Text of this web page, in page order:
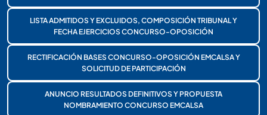
LISTA ADMITIDOS Y EXCLUIDOS, COMPOSICIÓN TRIBUNAL Y
FECHA EJERCICIOS CONCURSO-OPOSICIÓN
RECTIFICACIÓN BASES CONCURSO-OPOSICIÓN EMCALSA Y
SOLICITUD DE PARTICIPACIÓN
ANUNCIO RESULTADOS DEFINITIVOS Y PROPUESTA
NOMBRAMIENTO CONCURSO EMCALSA